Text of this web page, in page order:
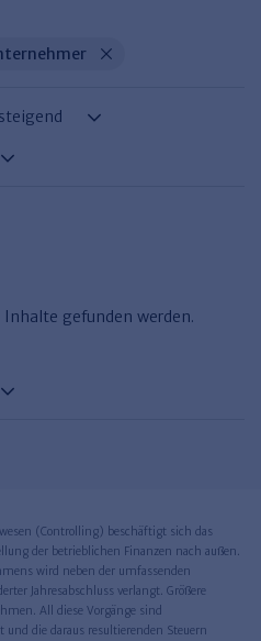
gefunden werden.
(Controlling) beschäftigt sich das
der betrieblichen Finanzen nach außen.
wird neben der umfassenden
Jahresabschluss verlangt. Größere
All diese Vorgänge sind
und die daraus resultierenden Steuern